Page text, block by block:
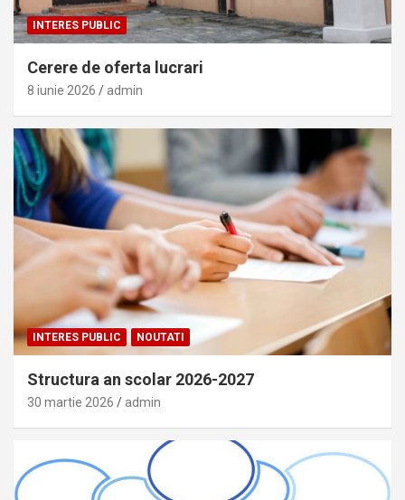
INTERES PUBLIC
Cerere de oferta lucrari
8 iunie 2026 admin
INTERES PUBLIC NOUTATI
Structura an scolar 2026-2027
30 martie 2026 admin